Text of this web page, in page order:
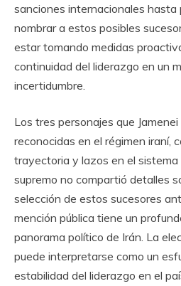
sanciones internacionales
nombrar a estos posibles
estar tomando medidas
continuidad del liderazgo en un
incertidumbre.
Los tres personajes que
reconocidas en el régimen iraní,
trayectoria y lazos en el sistema
supremo no compartió detalles
selección de estos sucesores
mención pública tiene un
panorama político de Irán. La
puede interpretarse como un
estabilidad del liderazgo en el